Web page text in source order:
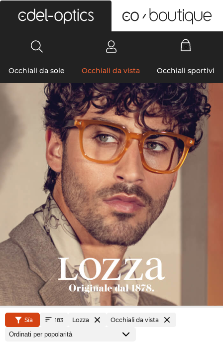
Occhiali da sole Occhiali da vista Occhiali sportivi
Sía 183 Lozza Occhiali da vista